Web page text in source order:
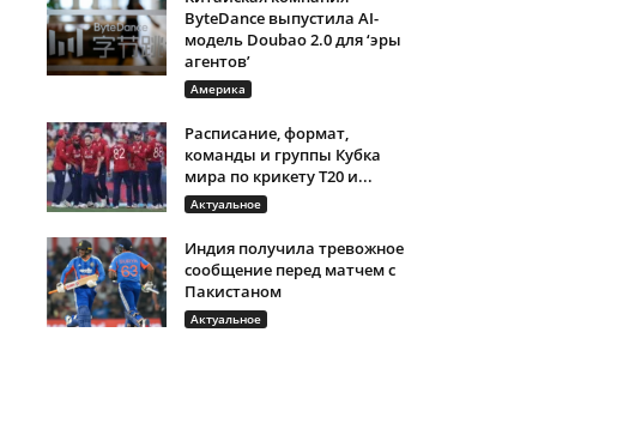
ByteDance выпустила AI-
модель Doubao 2.0 для ‘эры
агентов’
Америка
Расписание, формат,
команды и группы Кубка
мира по крикету T20 и...
Актуальное
Индия получила тревожное
сообщение перед матчем с
Пакистаном
Актуальное